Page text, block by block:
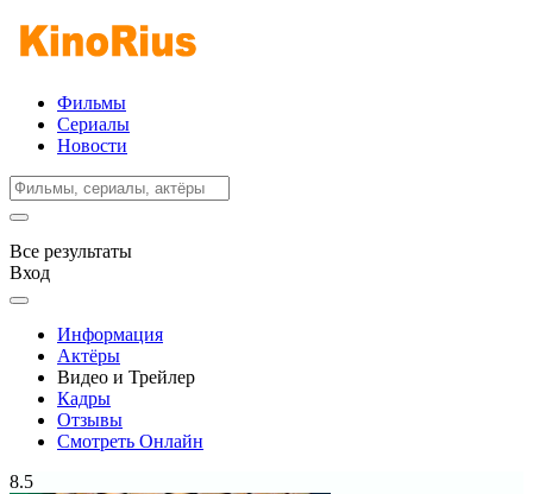
Фильмы
Сериалы
Новости
Все результаты
Вход
Информация
Актёры
Видео и Трейлер
Кадры
Отзывы
Смотреть Онлайн
8.5